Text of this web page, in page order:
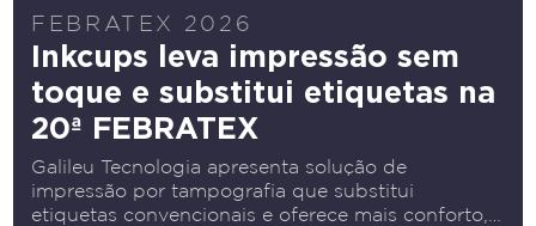
FEBRATEX 2026
Inkcups leva impressão sem
toque e substitui etiquetas na
20ª FEBRATEX
Galileu Tecnologia apresenta solução de
impressão por tampografia que substitui
etiquetas convencionais e oferece mais conforto,